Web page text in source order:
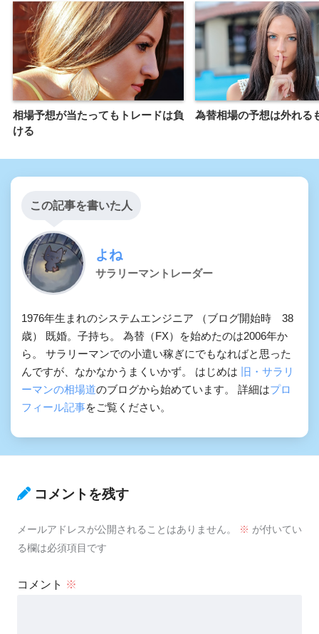
相場予想が当たってもトレードは負
ける
為替相場の予想は外れる
この記事を書いた人
よね
サラリーマントレーダー
1976年生まれのシステムエンジニア （ブログ開始時 38
歳） 既婚。子持ち。 為替（FX）を始めたのは2006年か
ら。 サラリーマンでの小遣い稼ぎにでもなればと思った
んですが、なかなかうまくいかず。 はじめは 旧・サラリ
ーマンの相場道のブログから始めています。 詳細はプロ
フィール記事をご覧ください。
コメントを残す
メールアドレスが公開されることはありません。 ※ が付いてい
る欄は必須項目です
コメント ※